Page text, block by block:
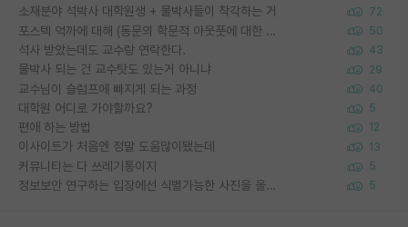
소재분야 석박사 대학원생 + 물박사들이 착각하는 거 72
포스텍 억까에 대해 (동문의 학문적 아웃풋에 대한 반박) 50
석사 받았는데도 교수랑 연락한다. 43
물박사 되는 건 교수탓도 있는거 아니냐 29
교수님이 슬럼프에 빠지게 되는 과정 40
대학원 어디로 가야할까요? 5
편애 하는 방법 12
이사이트가 처음엔 정말 도움많이됐는데 13
커뮤니티는 다 쓰레기통이지 5
정보보안 연구하는 입장에선 식별가능한 사진을 올리는건 비추이긴함 5